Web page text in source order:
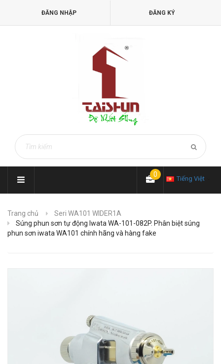
ĐĂNG NHẬP ĐĂNG KÝ
Tiếng Việt
0
Trang chủ
Seri WA101 WIDER1A
Súng phun sơn tự động Iwata WA-101-082P. Phân biệt súng
phun sơn iwata WA101 chính hãng và hàng fake